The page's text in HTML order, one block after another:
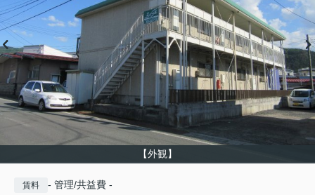
【外観】
賃料 - 管理/共益費 -